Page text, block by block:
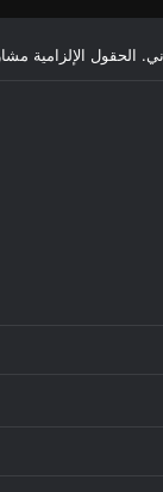
الحقول الإلزامية